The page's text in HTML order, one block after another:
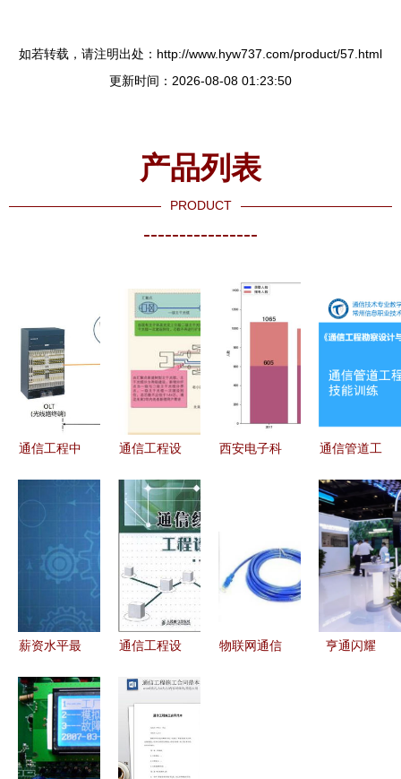
如若转载，请注明出处：http://www.hyw737.com/product/57.html
更新时间：2026-08-08 01:23:50
产品列表
PRODUCT
----------------
通信工程中
光网络 概
设计考量
通信工程设
从规划到落
地的全过程
解析
西安电子科
与通信工程
设计专业概
通信管道工
训练 通信
工程设计的
基石
薪资水平最
业排行榜
软件工程领
跑，UI设计
通信工程设
信线路工程
设计》评介
物联网通信
亨通闪耀